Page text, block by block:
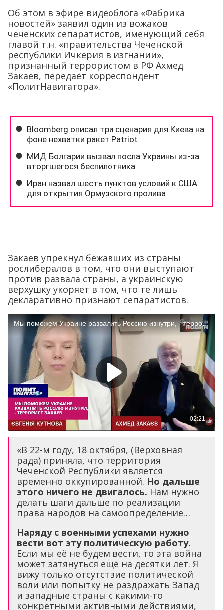
Об этом в эфире видеоблога «Фабрика
новостей» заявил один из вожаков
чеченских сепаратистов, именующий себя
главой т.н. «правительства Чеченской
республики Ичкерия в изгнании»,
признанный террористом в РФ Ахмед
Закаев, передаёт корреспондент
«ПолитНавигатора».
Закаев упрекнул бежавших из страны
рослибералов в том, что они выступают
против развала страны, а украинскую
верхушку укоряет в том, что те лишь
декларативно признают сепаратистов.
«В 22-м году, 18 октября, (Верховная
рада) приняла, что территория
Чеченской Республики является
временно оккупированной. Но дальше
этого ничего не двигалось. Нам нужно
делать шаги дальше по реализации
права народов на самоопределение…
Наряду с военными успехами нужно
вести вот эту политическую работу.
Если мы её не будем вести, то эта война
может затянуться ещё на десятки лет. Я
вижу только отсутствие политической
воли или попытку не раздражать Запад
и западные страны с какими-то
конкретными активными действиями,